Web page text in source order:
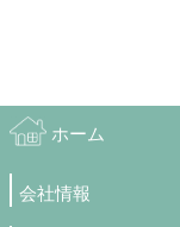
ホーム
会社情報